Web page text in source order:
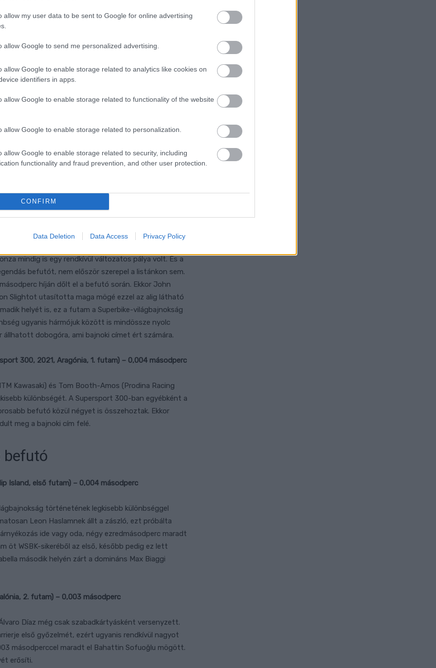
allow my user data to be sent to Google for online advertising
allow Google to send me personalized advertising.
allow Google to enable storage related to analytics like cookies on
identifiers in apps.
allow Google to enable storage related to functionality of the website
allow Google to enable storage related to personalization.
allow Google to enable storage related to security, including
functionality and fraud prevention, and other user protection.
CONFIRM
Data Deletion Data Access Privacy Policy
1999, Monza, 2. futam) – 0,005 másodperc
a Parabolica kanyar kijáratához. A cél az volt, hogy
Fogarty mégis ezt használta ki, amikor a befutó
A győzelmet egyébként eredetileg
után végül Fogarty lett a tényleges győztes
a Ducatin.
második futam) – 0,005 másodperc
Island-i sikere során sem döntött több a befutó
utolsó körben az 1-es kanyarban az élre került, de
visszavette a vezetést. A célegyenesre való
épphogy megelőzte a regnáló bajnok Fogartyt. A
negyedik és egyben utolsó bajnoki
vezetésével (Superbike, 1997, Monza, első
mindig is egy rendkívül változatos pálya volt. És a
befutót, nem először szerepel a listánkon sem.
híján dőlt el a befutó során. Ekkor John
Slightot utasította maga mögé ezzel az alig látható
helyét is, ez a futam a Superbike-világbajnokság
ugyanis hármójuk között is mindössze nyolc
dobogóra, ami bajnoki címet ért számára.
300, 2021, Aragónia, 1. futam) – 0,004 másodperc
Kawasaki) és Tom Booth-Amos (Prodina Racing
különbségét. A Supersport 300-ban egyébként a
befutó közül négyet is összehoztak. Ekkor
meg a bajnoki cím felé.
befutó
Island, első futam) – 0,004 másodperc
történetének legkisebb különbséggel
Leon Haslamnek állt a zászló, ezt próbálta
ide vagy oda, négy ezredmásodperc maradt
öt WSBK-sikeréből az első, később pedig ez lett
második helyén zárt a domináns Max Biaggi
2. futam) – 0,003 másodperc
Díaz még csak szabadkártyásként versenyzett.
első győzelmét, ezért ugyanis rendkívül nagyot
másodperccel maradt el Bahattin Sofuoğlu mögött.
erősíti.